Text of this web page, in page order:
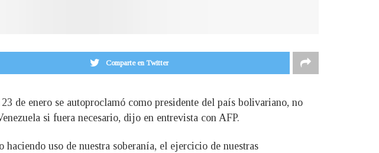
Comparte en Twitter
de enero se autoproclamó como presidente del país bolivariano, no
si fuera necesario, dijo en entrevista con AFP.
uso de nuestra soberanía, el ejercicio de nuestras